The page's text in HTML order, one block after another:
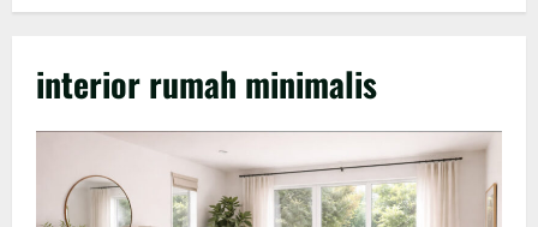
interior rumah minimalis